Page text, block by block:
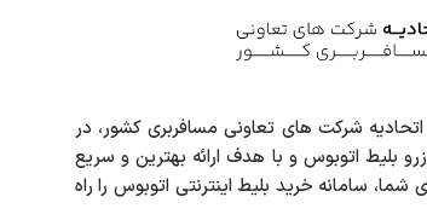
اتحادیه شرکت های تعاونی مسافربری کشور، در
بلیط اتوبوس و با هدف ارائه بهترین و سریع
سامانه خرید بلیط اینترنتی اتوبوس را راه